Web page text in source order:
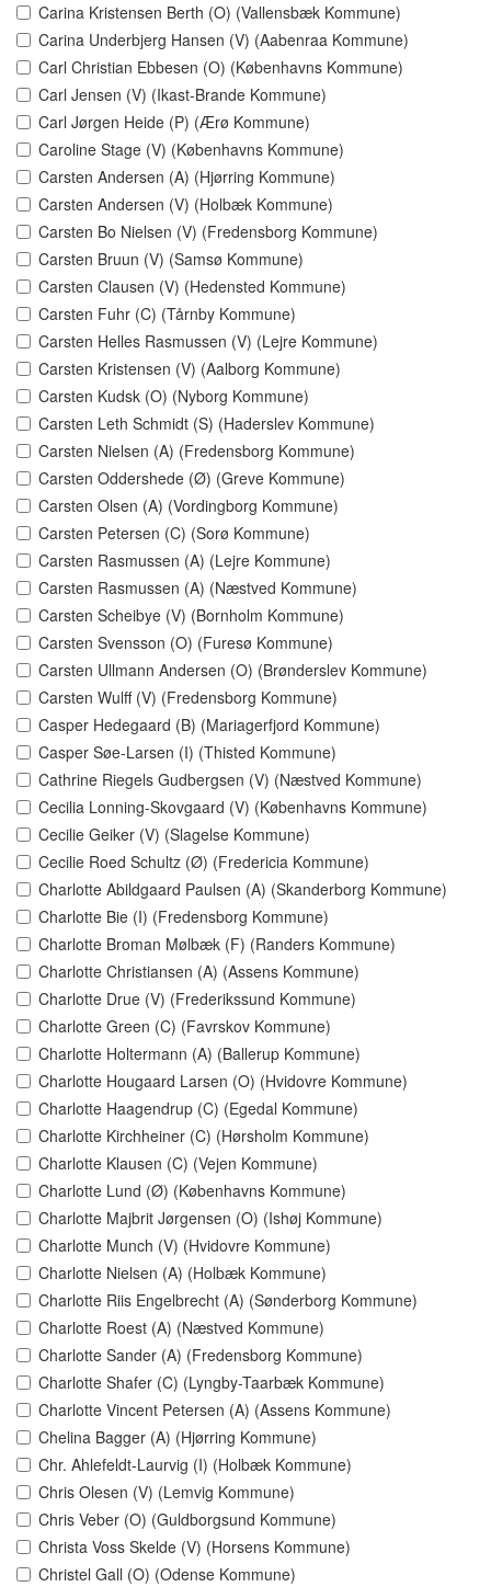
Carina Kristensen Berth (O) (Vallensbæk Kommune)
Carina Underbjerg Hansen (V) (Aabenraa Kommune)
Carl Christian Ebbesen (O) (Københavns Kommune)
Carl Jensen (V) (Ikast-Brande Kommune)
Carl Jørgen Heide (P) (Ærø Kommune)
Caroline Stage (V) (Københavns Kommune)
Carsten Andersen (A) (Hjørring Kommune)
Carsten Andersen (V) (Holbæk Kommune)
Carsten Bo Nielsen (V) (Fredensborg Kommune)
Carsten Bruun (V) (Samsø Kommune)
Carsten Clausen (V) (Hedensted Kommune)
Carsten Fuhr (C) (Tårnby Kommune)
Carsten Helles Rasmussen (V) (Lejre Kommune)
Carsten Kristensen (V) (Aalborg Kommune)
Carsten Kudsk (O) (Nyborg Kommune)
Carsten Leth Schmidt (S) (Haderslev Kommune)
Carsten Nielsen (A) (Fredensborg Kommune)
Carsten Oddershede (Ø) (Greve Kommune)
Carsten Olsen (A) (Vordingborg Kommune)
Carsten Petersen (C) (Sorø Kommune)
Carsten Rasmussen (A) (Lejre Kommune)
Carsten Rasmussen (A) (Næstved Kommune)
Carsten Scheibye (V) (Bornholm Kommune)
Carsten Svensson (O) (Furesø Kommune)
Carsten Ullmann Andersen (O) (Brønderslev Kommune)
Carsten Wulff (V) (Fredensborg Kommune)
Casper Hedegaard (B) (Mariagerfjord Kommune)
Casper Søe-Larsen (I) (Thisted Kommune)
Cathrine Riegels Gudbergsen (V) (Næstved Kommune)
Cecilia Lonning-Skovgaard (V) (Københavns Kommune)
Cecilie Geiker (V) (Slagelse Kommune)
Cecilie Roed Schultz (Ø) (Fredericia Kommune)
Charlotte Abildgaard Paulsen (A) (Skanderborg Kommune)
Charlotte Bie (I) (Fredensborg Kommune)
Charlotte Broman Mølbæk (F) (Randers Kommune)
Charlotte Christiansen (A) (Assens Kommune)
Charlotte Drue (V) (Frederikssund Kommune)
Charlotte Green (C) (Favrskov Kommune)
Charlotte Holtermann (A) (Ballerup Kommune)
Charlotte Hougaard Larsen (O) (Hvidovre Kommune)
Charlotte Haagendrup (C) (Egedal Kommune)
Charlotte Kirchheiner (C) (Hørsholm Kommune)
Charlotte Klausen (C) (Vejen Kommune)
Charlotte Lund (Ø) (Københavns Kommune)
Charlotte Majbrit Jørgensen (O) (Ishøj Kommune)
Charlotte Munch (V) (Hvidovre Kommune)
Charlotte Nielsen (A) (Holbæk Kommune)
Charlotte Riis Engelbrecht (A) (Sønderborg Kommune)
Charlotte Roest (A) (Næstved Kommune)
Charlotte Sander (A) (Fredensborg Kommune)
Charlotte Shafer (C) (Lyngby-Taarbæk Kommune)
Charlotte Vincent Petersen (A) (Assens Kommune)
Chelina Bagger (A) (Hjørring Kommune)
Chr. Ahlefeldt-Laurvig (I) (Holbæk Kommune)
Chris Olesen (V) (Lemvig Kommune)
Chris Veber (O) (Guldborgsund Kommune)
Christa Voss Skelde (V) (Horsens Kommune)
Christel Gall (O) (Odense Kommune)